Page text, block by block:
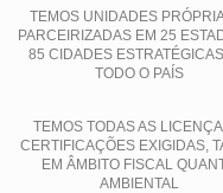
TEMOS UNIDADES
PARCEIRIZADAS EM 25
85 CIDADES
TODO O PAÍS
TEMOS TODAS AS
CERTIFICAÇÕES EXIGIDAS,
EM ÂMBITO FISCAL
AMBIENTAL